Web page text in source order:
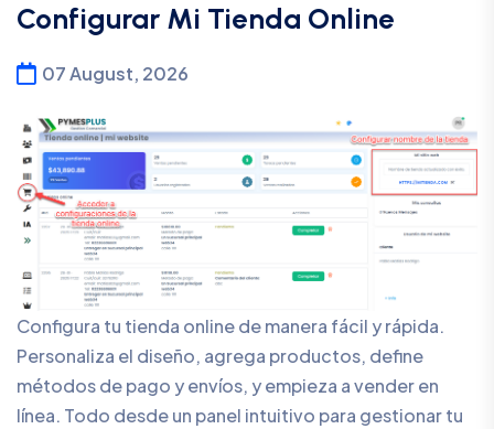
Configurar Mi Tienda Online
07 August, 2026
Configura tu tienda online de manera fácil y rápida.
Personaliza el diseño, agrega productos, define
métodos de pago y envíos, y empieza a vender en
línea. Todo desde un panel intuitivo para gestionar tu